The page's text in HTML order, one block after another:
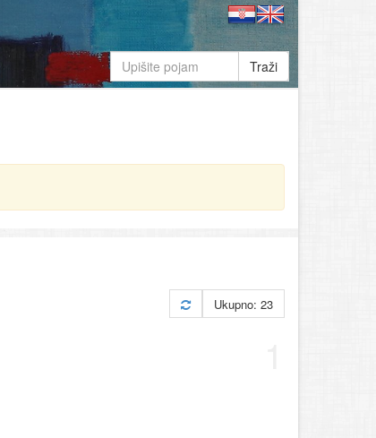
Traži
Ukupno: 23